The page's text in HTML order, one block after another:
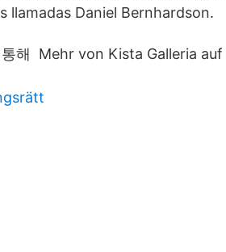
llamadas Daniel Bernhardson.
해 Mehr von Kista Galleria